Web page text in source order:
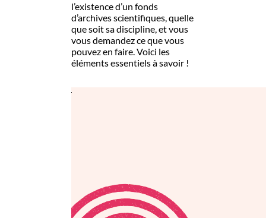
l’existence d’un fonds
d’archives scientifiques, quelle
que soit sa discipline, et vous
vous demandez ce que vous
pouvez en faire. Voici les
éléments essentiels à savoir !